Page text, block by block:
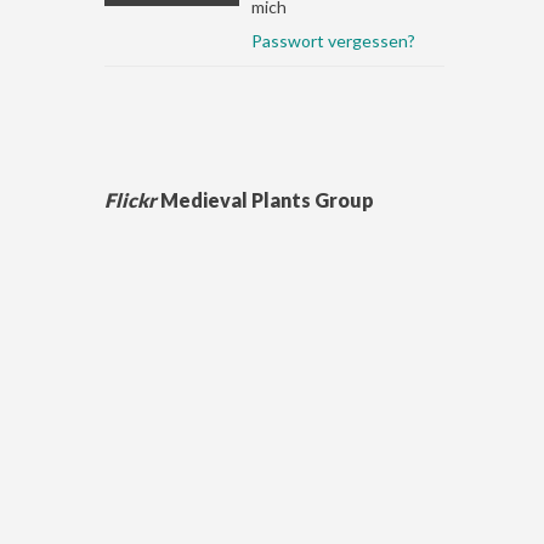
mich
Passwort vergessen?
FlickrMedieval Plants Group